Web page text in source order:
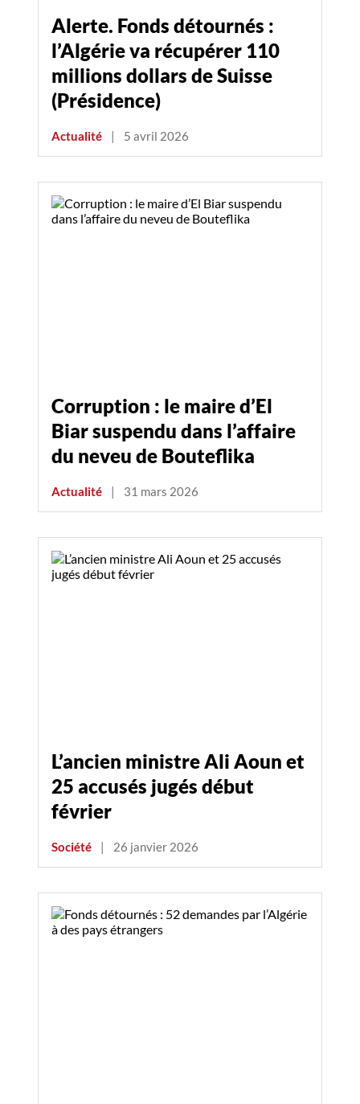
Alerte. Fonds détournés :
l’Algérie va récupérer 110
millions dollars de Suisse
(Présidence)
Actualité | 5 avril 2026
Corruption : le maire d’El
Biar suspendu dans l’affaire
du neveu de Bouteflika
Actualité | 31 mars 2026
L’ancien ministre Ali Aoun et
25 accusés jugés début
février
Société | 26 janvier 2026